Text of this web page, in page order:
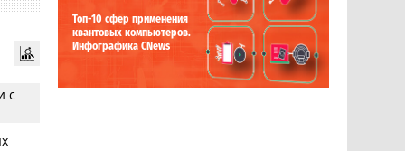
с
Топ-10 сфер применения
квантовых компьютеров.
Инфографика CNews